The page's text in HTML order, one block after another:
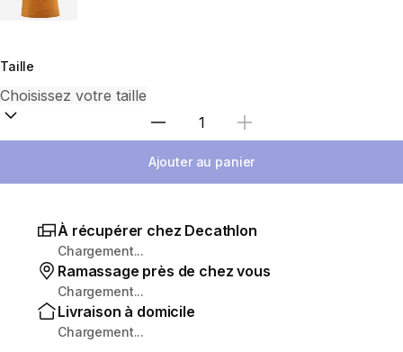
Taille
Sélectionnez la quantité
Ajouter au panier
À récupérer chez Decathlon
Chargement...
Ramassage près de chez vous
Chargement...
Livraison à domicile
Chargement...